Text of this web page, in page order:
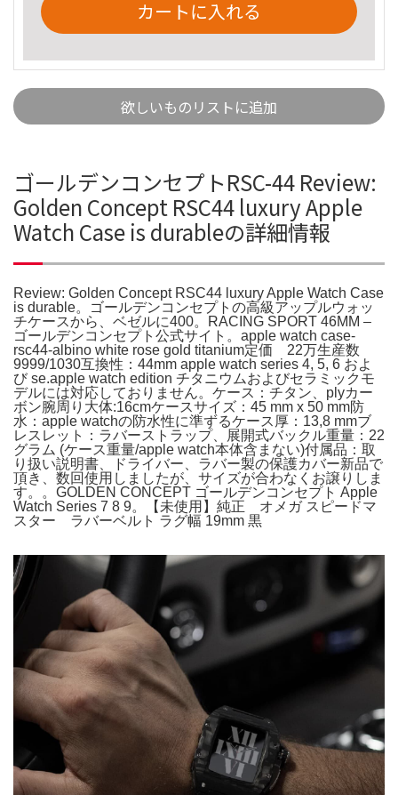
カートに入れる
欲しいものリストに追加
ゴールデンコンセプトRSC-44 Review:
Golden Concept RSC44 luxury Apple
Watch Case is durableの詳細情報
Review: Golden Concept RSC44 luxury Apple Watch Case
is durable。ゴールデンコンセプトの高級アップルウォッ
チケースから、ベゼルに400。RACING SPORT 46MM –
ゴールデンコンセプト公式サイト。apple watch case-
rsc44-albino white rose gold titanium定価 22万生産数
9999/1030互換性：44mm apple watch series 4, 5, 6 およ
び se.apple watch edition チタニウムおよびセラミックモ
デルには対応しておりません。ケース：チタン、plyカー
ボン腕周り大体:16cmケースサイズ：45 mm x 50 mm防
水：apple watchの防水性に準ずるケース厚：13,8 mmブ
レスレット：ラバーストラップ、展開式バックル重量：22
グラム (ケース重量/apple watch本体含まない)付属品：取
り扱い説明書、ドライバー、ラバー製の保護カバー新品で
頂き、数回使用しましたが、サイズが合わなくお譲りしま
す。。GOLDEN CONCEPT ゴールデンコンセプト Apple
Watch Series 7 8 9。【未使用】純正 オメガ スピードマ
スター ラバーベルト ラグ幅 19mm 黒